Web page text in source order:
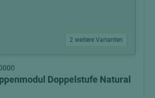
2 weitere Varianten
Doppelstufe Natural